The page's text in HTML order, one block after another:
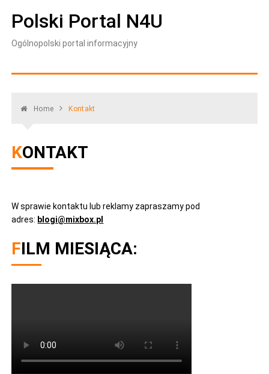
Polski Portal N4U
Ogólnopolski portal informacyjny
Home Kontakt
KONTAKT
W sprawie kontaktu lub reklamy zapraszamy pod
adres: blogi@mixbox.pl
FILM MIESIĄCA: